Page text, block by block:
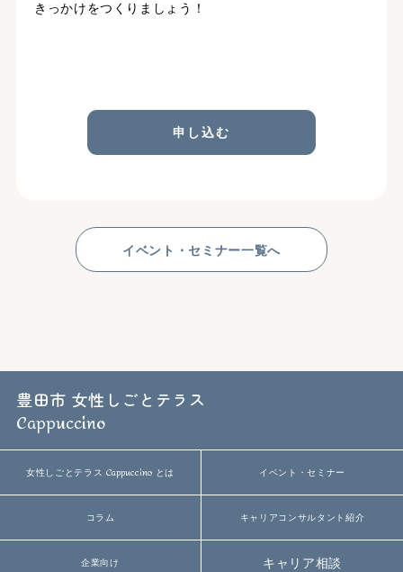
きっかけをつくりましょう！
申し込む
イベント・セミナー一覧へ
豊田市 女性しごとテラス
Cappuccino
女性しごとテラス Cappuccinoとは イベント・セミナー
コラム キャリアコンサルタント紹介
企業向け キャリア相談